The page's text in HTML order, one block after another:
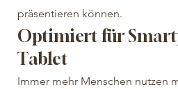
präsentieren können.
Optimiert für
Tablet
Immer mehr Menschen nutzen